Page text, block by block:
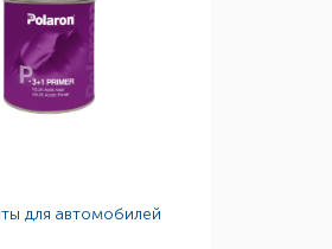
для автомобилей